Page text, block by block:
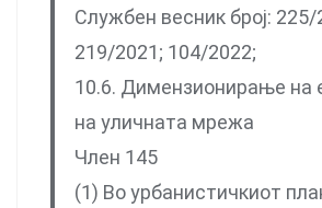
Службен весник број: 225/
219/2021; 104/2022;
10.6. Димензионирање на
на уличната мрежа
Член 145
(1) Во урбанистичкиот